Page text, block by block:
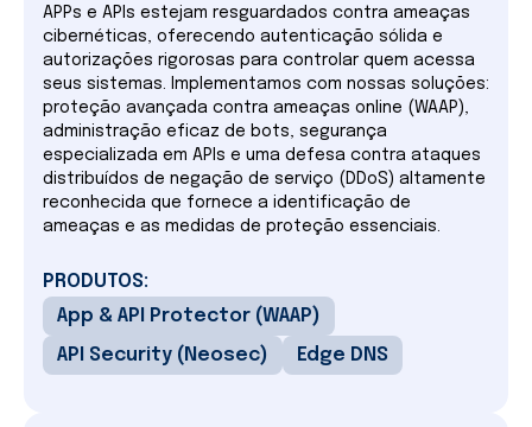
APPs e APIs estejam resguardados contra ameaças
cibernéticas, oferecendo autenticação sólida e
autorizações rigorosas para controlar quem acessa
seus sistemas. Implementamos com nossas soluções:
proteção avançada contra ameaças online (WAAP),
administração eficaz de bots, segurança
especializada em APIs e uma defesa contra ataques
distribuídos de negação de serviço (DDoS) altamente
reconhecida que fornece a identificação de
ameaças e as medidas de proteção essenciais.
PRODUTOS:
App & API Protector (WAAP)
API Security (Neosec)
Edge DNS